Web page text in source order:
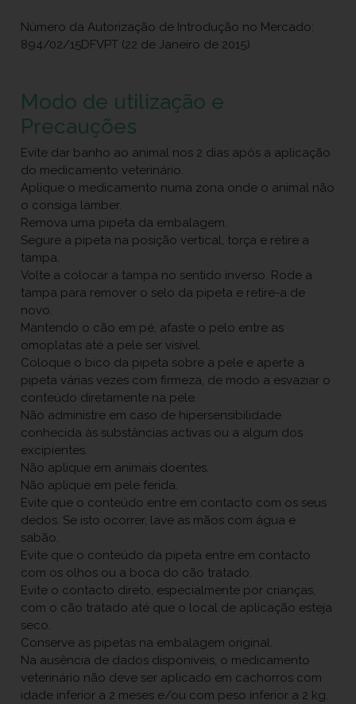
Número da Autorização de Introdução no Mercado:
894/02/15DFVPT (22 de Janeiro de 2015)
Modo de utilização e
Precauções
Evite dar banho ao animal nos 2 dias após a aplicação
do medicamento veterinário.
Aplique o medicamento numa zona onde o animal não
o consiga lamber.
Remova uma pipeta da embalagem.
Segure a pipeta na posição vertical, torça e retire a
tampa.
Volte a colocar a tampa no sentido inverso. Rode a
tampa para remover o selo da pipeta e retire-a de
novo.
Mantendo o cão em pé, afaste o pelo entre as
omoplatas até a pele ser visível.
Coloque o bico da pipeta sobre a pele e aperte a
pipeta várias vezes com firmeza, de modo a esvaziar o
conteúdo diretamente na pele.
Não administre em caso de hipersensibilidade
conhecida às substâncias activas ou a algum dos
excipientes.
Não aplique em animais doentes.
Não aplique em pele ferida.
Evite que o conteúdo entre em contacto com os seus
dedos. Se isto ocorrer, lave as mãos com água e
sabão.
Evite que o conteúdo da pipeta entre em contacto
com os olhos ou a boca do cão tratado.
Evite o contacto direto, especialmente por crianças,
com o cão tratado até que o local de aplicação esteja
seco.
Conserve as pipetas na embalagem original.
Na ausência de dados disponíveis, o medicamento
veterinário não deve ser aplicado em cachorros com
idade inferior a 2 meses e/ou com peso inferior a 2 kg.